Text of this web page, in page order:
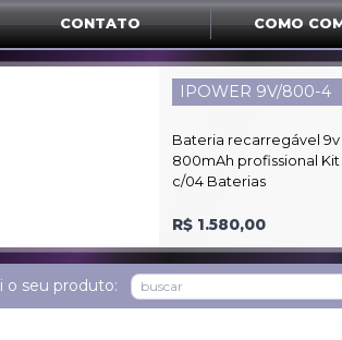
CONTATO COMO
CANON CR-N100
Câmera PTZ 4K de alta
definição com 1CCD de
R$ 21.900,00
o seu produto: